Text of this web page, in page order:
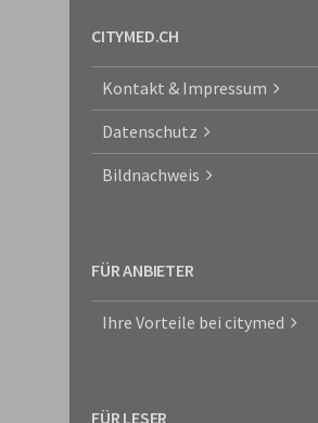
CITYMED.CH
Kontakt & Impressum
Datenschutz
Bildnachweis
FÜR ANBIETER
Ihre Vorteile bei citymed
FÜR LESER